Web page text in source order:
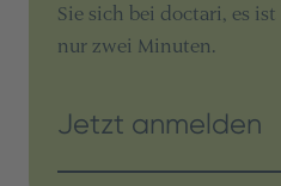
Sie sich bei doctari, es
nur zwei Minuten.
Jetzt anmelden